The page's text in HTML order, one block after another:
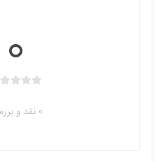
0
0 نقد و بررسی